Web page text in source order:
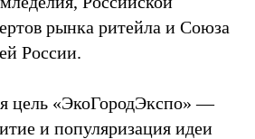
рынка ритейла и Союза
России.
цель «ЭкоГородЭкспо» —
и популяризация идеи